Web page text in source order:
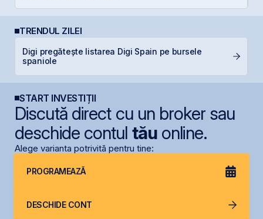
TRENDUL ZILEI
Digi pregătește listarea Digi Spain pe bursele
spaniole
START INVESTIȚII
Discută direct cu un broker sau
deschide contul tăuonline.
Alege varianta potrivită pentru tine:
PROGRAMEAZĂ
DESCHIDE CONT